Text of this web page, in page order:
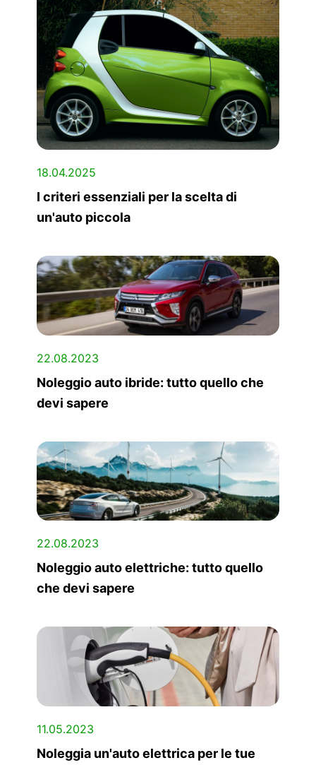
18.04.2025
I criteri essenziali per la scelta di
un'auto piccola
22.08.2023
Noleggio auto ibride: tutto quello che
devi sapere
22.08.2023
Noleggio auto elettriche: tutto quello
che devi sapere
11.05.2023
Noleggia un'auto elettrica per le tue